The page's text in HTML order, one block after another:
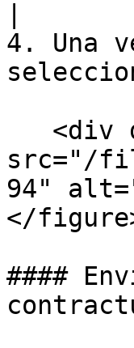
4. Una
src="/
94"
</
####